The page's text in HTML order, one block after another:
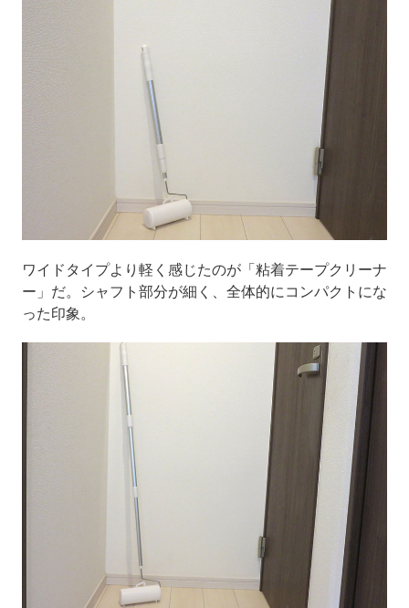
ワイドタイプより軽く感じたのが「粘着テープクリーナ
ー」だ。シャフト部分が細く、全体的にコンパクトにな
った印象。